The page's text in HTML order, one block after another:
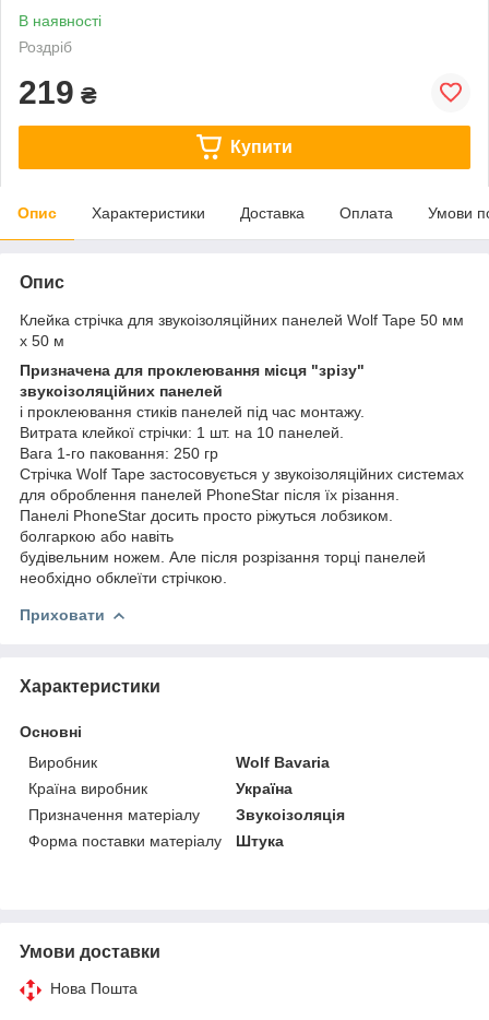
В наявності
Роздріб
219 ₴
Купити
Опис Характеристики Доставка Оплата Умови
Опис
Клейка стрічка для звукоізоляційних панелей Wolf Tape 50 мм
х 50 м
Призначена для проклеювання місця "зрізу"
звукоізоляційних панелей
і проклеювання стиків панелей під час монтажу.
Витрата клейкої стрічки: 1 шт. на 10 панелей.
Вага 1-го паковання: 250 гр
Стрічка Wolf Tape застосовується у звукоізоляційних системах
для оброблення панелей PhoneStar після їх різання.
Панелі PhoneStar досить просто ріжуться лобзиком.
болгаркою або навіть
будівельним ножем. Але після розрізання торці панелей
необхідно обклеїти стрічкою.
Приховати
Характеристики
Основні
Виробник
Wolf Bavaria
Країна виробник
Україна
Призначення матеріалу
Звукоізоляція
Форма поставки матеріалу
Штука
Умови доставки
Нова Пошта